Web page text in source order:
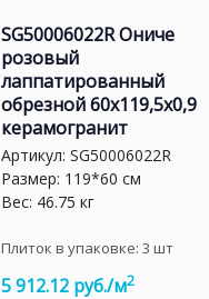
SG50006022R Ониче
розовый
лаппатированный
обрезной 60x119,5x0,9
керамогранит
Артикул: SG50006022R
Размер: 119*60 см
Вес: 46.75 кг
Плиток в упаковке: 3 шт
5 912.12 руб./м2